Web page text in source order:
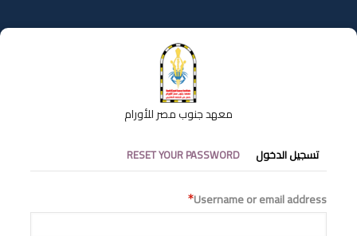
إلى
المحتوى
معهد جنوب مصر للأورام
التبويبات
الأساسية
تسجيل الدخول RESET YOUR PASSWORD
Username or email address